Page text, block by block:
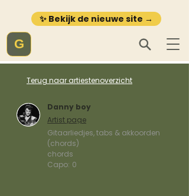
✨ Bekijk de nieuwe site →
G
Terug naar artiestenoverzicht
Danny boy
Artist page
Gitaarliedjes, tabs & akkoorden
(chords)
chords
Capo: 0